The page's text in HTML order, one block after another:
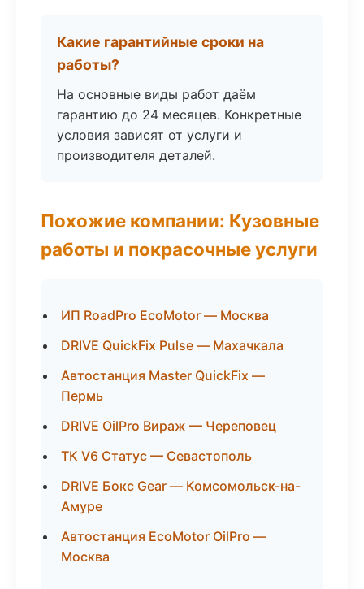
Какие гарантийные сроки на
работы?
На основные виды работ даём
гарантию до 24 месяцев. Конкретные
условия зависят от услуги и
производителя деталей.
Похожие компании: Кузовные
работы и покрасочные услуги
ИП RoadPro EcoMotor — Москва
DRIVE QuickFix Pulse — Махачкала
Автостанция Master QuickFix —
Пермь
DRIVE OilPro Вираж — Череповец
ТК V6 Статус — Севастополь
DRIVE Бокс Gear — Комсомольск-на-
Амуре
Автостанция EcoMotor OilPro —
Москва